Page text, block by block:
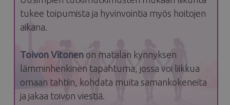
tukee toipumista ja hyvinvointia myös hoitojen
aikana.
Toivon Vitonen on matalan kynnyksen
lämminhenkinen tapahtuma, jossa voi liikkua
omaan tahtiin, kohdata muita samankokeneita
ja jakaa toivon viestiä.